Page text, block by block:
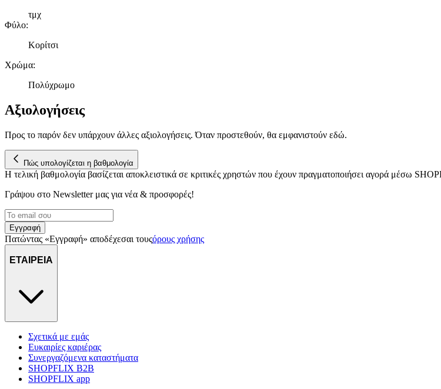
τμχ
Φύλο:
Κορίτσι
Χρώμα:
Πολύχρωμο
Αξιολογήσεις
Προς το παρόν δεν υπάρχουν άλλες αξιολογήσεις. Όταν προστεθούν, θα εμφανιστούν εδώ.
Πώς υπολογίζεται η βαθμολογία
Η τελική βαθμολογία βασίζεται αποκλειστικά σε κριτικές χρηστών που έχουν πραγματοποιήσει αγορά μέσω
Γράψου στο Νewsletter μας για νέα & προσφορές!
Εγγραφή
Πατώντας «Εγγραφή» αποδέχεσαι τουςόρους χρήσης
ΕΤΑΙΡΕΙΑ
Σχετικά με εμάς
Ευκαιρίες καριέρας
Συνεργαζόμενα καταστήματα
SHOPFLIX B2B
SHOPFLIX app